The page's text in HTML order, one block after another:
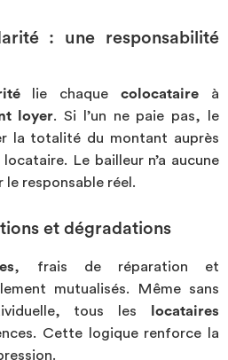
: une responsabilité
lie chaquecolocataire à
loyer. Si l’un ne paie pas, le
la totalité du montant auprès
Le bailleur n’a aucune
responsable réel.
et dégradations
, frais de réparation et
mutualisés. Même sans
tous les
locataires
Cette logique renforce la